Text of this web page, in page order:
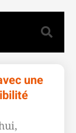
une